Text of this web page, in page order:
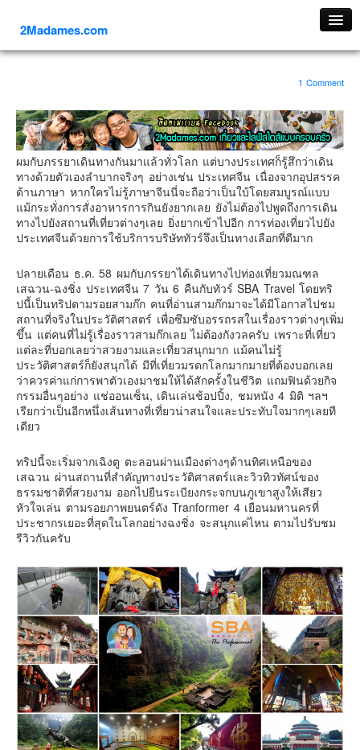
2Madames.com
ภาคใต้
ภาคตะวันออก
ภาคกลาง
ภาคตะวันตก
ภาคอีสาน
ทริปต่างประเทศ
ยุโรป
รัสเซีย
อิตาลี
ตุรกี-ตุรเคีย
เยอรมัน
ฝรั่งเศส
ออสเตรีย
ฮังการี
เนเธอร์แลนด์
เบลเยี่ยม
สวิสเซอร์แลนด์
โปรตุเกส
สเปน
โครเอเชีย
สโลเวเนีย
มอนเตรเนโกร
บอสเนียและเฮอร์เซโกวีน่า
ญี่ปุ่น
คันโต-โตเกียวและรอบๆ
1 Comment
ผมกับภรรยาเดินทางกันมาแล้วทั่วโลก แต่บางประเทศก็รู้สึกว่าเดิน
ทางด้วยตัวเองลำบากจริงๆ อย่างเช่น ประเทศจีน เนื่องจากอุปสรรค
ด้านภาษา หากใครไม่รู้ภาษาจีนนี่จะถือว่าเป็นใบ้โดยสมบูรณ์แบบ
แม้กระทั่งการสั่งอาหารการกินยังยากเลย ยังไม่ต้องไปพูดถึงการเดิน
ทางไปยังสถานที่เที่ยวต่างๆเลย ยิ่งยากเข้าไปอีก การท่องเที่ยวไปยัง
ประเทศจีนด้วยการใช้บริการบริษัททัวร์จึงเป็นทางเลือกที่ดีมาก
ปลายเดือน ธ.ค. 58 ผมกับภรรยาได้เดินทางไปท่องเที่ยวมณฑล
เสฉวน-ฉงชิ่ง ประเทศจีน 7 วัน 6 คืนกับทัวร์ SBA Travel โดยทริ
ปนี้เป็นทริปตามรอยสามก๊ก คนที่อ่านสามก๊กมาจะได้มีโอกาสไปชม
สถานที่จริงในประวัติศาสตร์ เพื่อซึมซับอรรถรสในเรื่องราวต่างๆเพิ่ม
ขึ้น แต่คนที่ไม่รู้เรื่องราวสามก๊กเลย ไม่ต้องกังวลครับ เพราะที่เที่ยว
แต่ละที่บอกเลยว่าสวยงามและเที่ยวสนุกมาก แม้คนไม่รู้
ประวัติศาสตร์ก็ยังสนุกได้ มีที่เที่ยวมรดกโลกมากมายที่ต้องบอกเลย
ว่าควรค่าแก่การพาตัวเองมาชมให้ได้สักครั้งในชีวิต แถมฟินด้วยกิจ
กรรมอื่นๆอย่าง แช่ออนเซ็น, เดินเล่นช้อปปิ้ง, ชมหนัง 4 มิติ ฯลฯ
เรียกว่าเป็นอีกหนึ่งเส้นทางที่เที่ยวน่าสนใจและประทับใจมากๆเลยที
เดียว
ทริปนี้จะเริ่มจากเฉิงตู ตะลอนผ่านเมืองต่างๆด้านทิศเหนือของ
เสฉวน ผ่านสถานที่สำคัญทางประวัติศาสตร์และวิวทิวทัศน์ของ
ธรรมชาติที่สวยงาม ออกไปยืนระเบียงกระจกบนภูเขาสูงให้เสียว
หัวใจเล่น ตามรอยภาพยนตร์ดัง Tranformer 4 เยือนมหานครที่
ประชากรเยอะที่สุดในโลกอย่างฉงชิ่ง จะสนุกแค่ไหน ตามไปรับชม
รีวิวกันครับ